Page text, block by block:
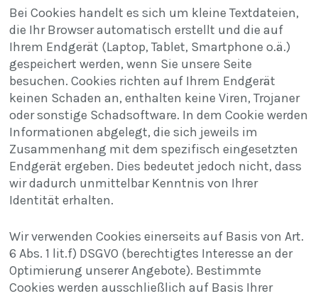
Bei Cookies handelt es sich um kleine Textdateien,
die Ihr Browser automatisch erstellt und die auf
Ihrem Endgerät (Laptop, Tablet, Smartphone o.ä.)
gespeichert werden, wenn Sie unsere Seite
besuchen. Cookies richten auf Ihrem Endgerät
keinen Schaden an, enthalten keine Viren, Trojaner
oder sonstige Schadsoftware. In dem Cookie werden
Informationen abgelegt, die sich jeweils im
Zusammenhang mit dem spezifisch eingesetzten
Endgerät ergeben. Dies bedeutet jedoch nicht, dass
wir dadurch unmittelbar Kenntnis von Ihrer
Identität erhalten.
Wir verwenden Cookies einerseits auf Basis von Art.
6 Abs. 1 lit.f) DSGVO (berechtigtes Interesse an der
Optimierung unserer Angebote). Bestimmte
Cookies werden ausschließlich auf Basis Ihrer